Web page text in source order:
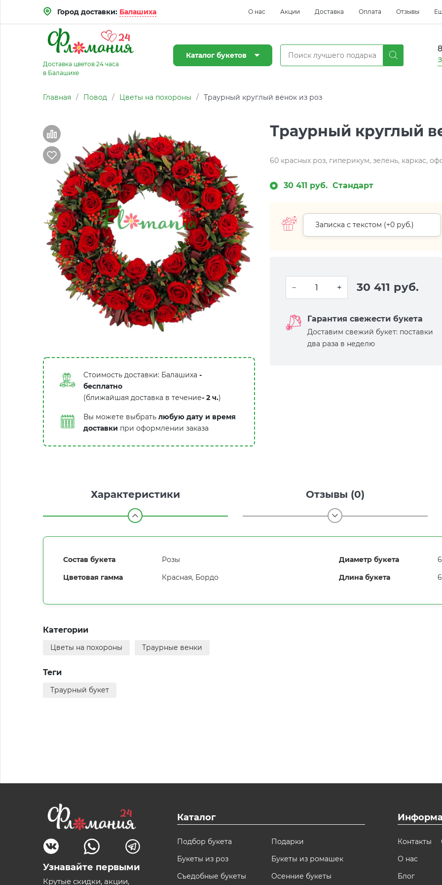
Город доставки: Балашиха О нас Акции Доставка Оплата Отзывы
Доставка цветов 24 часа
в Балашихе
Каталог букетов
Главная / Повод / Цветы на похороны / Траурный круглый венок из роз
Стоимость доставки: Балашиха -
бесплатно
(ближайшая доставка в течение- 2 ч.)
Вы можете выбрать любую дату и время
доставки при оформлении заказа
Траурный круглый
60 красных роз, гиперикум, зелень, каркас,
30 411 руб. Стандарт
Записка с текстом (+0 руб.)
30 411 руб.
Гарантия свежести букета
Доставим свежий букет: поставки
два раза в неделю
Характеристики Отзывы (0)
Состав букета Розы Диаметр букета
Цветовая гамма
Красная, Бордо Длина букета
Категории
Цветы на похороны Траурные венки
Теги
Траурный букет
Узнавайте первыми
Крутые скидки, акции,
Каталог
Подбор букета
Букеты из роз
Съедобные букеты
Подарки
Букеты из ромашек
Осенние букеты
Контакты
О нас
Блог